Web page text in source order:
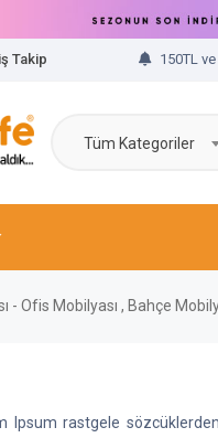
Takip 150TL
Tüm Kategoriler
- Ofis Mobilyası , Bahçe
Ipsum rastgele